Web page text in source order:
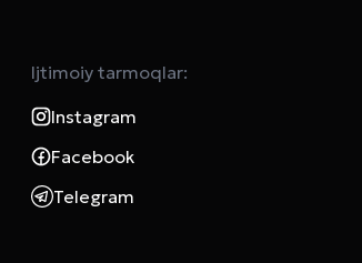
Ijtimoiy tarmoqlar:
Instagram
Facebook
Telegram